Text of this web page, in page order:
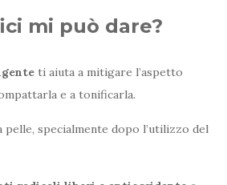
mi può dare?
ti aiuta a mitigare l’aspetto
e a tonificarla.
pelle, specialmente dopo l’utilizzo del